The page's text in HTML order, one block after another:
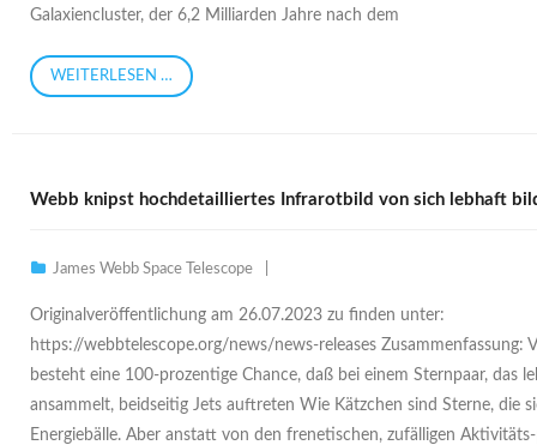
Galaxiencluster, der 6,2 Milliarden Jahre nach dem
WEITERLESEN …
Webb knipst hochdetailliertes Infrarotbild von sich lebhaft
James Webb Space Telescope
Originalveröffentlichung am 26.07.2023 zu finden unter:
https://webbtelescope.org/news/news-releases Zusammenfassung:
besteht eine 100-prozentige Chance, daß bei einem Sternpaar, das
ansammelt, beidseitig Jets auftreten Wie Kätzchen sind Sterne, die
Energiebälle. Aber anstatt von den frenetischen, zufälligen